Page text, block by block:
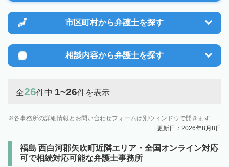
市区町村から弁護士を探す
相談内容から弁護士を探す
全26件中 1~26件を表示
各事務所の詳細情報とお問い合わせフォームは別ウィンドウで開きます
更新日：2026年8月8日
福島 西白河郡矢吹町近隣エリア・全国オンライン対応
可で相続対応可能な弁護士事務所